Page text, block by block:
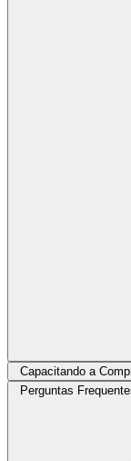
Capacitando a
Perguntas